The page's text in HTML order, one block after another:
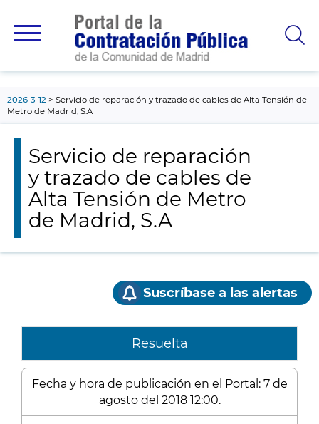
principal
2026-3-12
Servicio de reparación y trazado de cables de Alta Tensión de
Metro de Madrid, S.A
Servicio de reparación
y trazado de cables de
Alta Tensión de Metro
de Madrid, S.A
Suscríbase a las alertas
Resuelta
Fecha y hora de publicación en el Portal: 7 de
agosto del 2018 12:00.